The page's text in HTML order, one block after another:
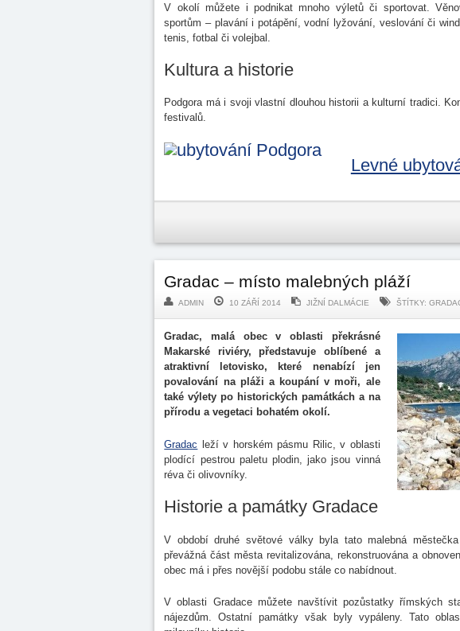
V okolí můžete i podnikat mnoho výletů či sportovat.
sportům – plavání i potápění, vodní lyžování, veslování či
tenis, fotbal či volejbal.
Kultura a historie
Podgora má i svoji vlastní dlouhou historii a kulturní tradici.
festivalů.
Levné
Gradac – místo malebných pláží
ADMIN 10 ZÁŘÍ 2014 JIŽNÍ DALMÁCIE ŠTÍTKY:
Gradac, malá obec v oblasti překrásné
Makarské riviéry, představuje oblíbené a
atraktivní letovisko, které nenabízí jen
povalování na pláži a koupání v moři, ale
také výlety po historických památkách a na
přírodu a vegetaci bohatém okolí.
Gradac leží v horském pásmu Rilic, v oblasti
plodící pestrou paletu plodin, jako jsou vinná
réva či olivovníky.
Historie a památky Gradace
V období druhé světové války byla tato malebná
převážná část města revitalizována, rekonstruována a
obec má i přes novější podobu stále co nabídnout.
V oblasti Gradace můžete navštívit pozůstatky římských
nájezdům. Ostatní památky však byly vypáleny. Tato